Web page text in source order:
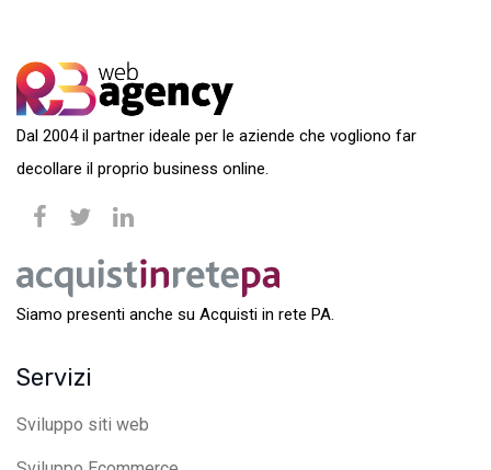
Dal 2004 il partner ideale per le aziende che vogliono far
decollare il proprio business online.
Siamo presenti anche su Acquisti in rete PA.
Servizi
Sviluppo siti web